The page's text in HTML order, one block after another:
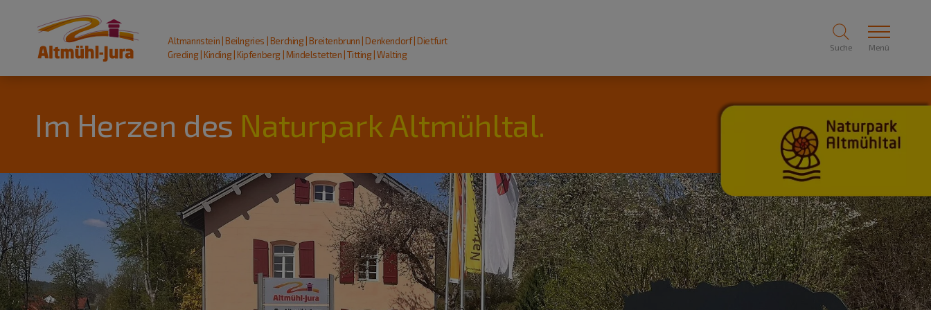
Altmannstein | Beilngries | Berching | Breitenbrunn | Denkendorf | Dietfurt
Greding | Kinding | Kipfenberg | Mindelstetten | Titting | Walting
Suche Menü
Im Herzen des Naturpark Altmühltal.